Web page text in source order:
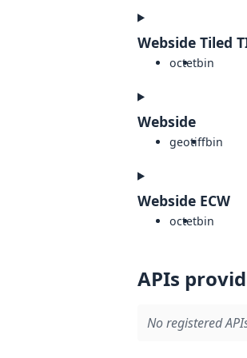
Webside Tiled
octetbin
Webside
geotiffbin
Webside ECW
octetbin
APIs
No registered